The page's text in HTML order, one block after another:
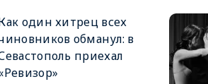
один хитрец всех
обманул: в
приехал